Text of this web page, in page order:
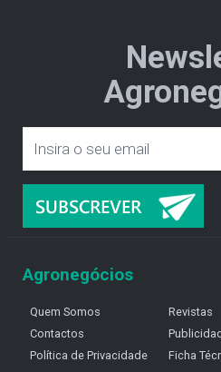
Agronegócios
Quem Somos
Contactos
Política de Privacidade
Revistas
Ficha